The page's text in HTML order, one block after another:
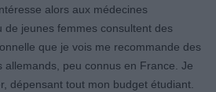
alors aux médecines
de jeunes femmes consultent des
que je vois me recommande des
allemands, peu connus en France. Je
dépensant tout mon budget étudiant.